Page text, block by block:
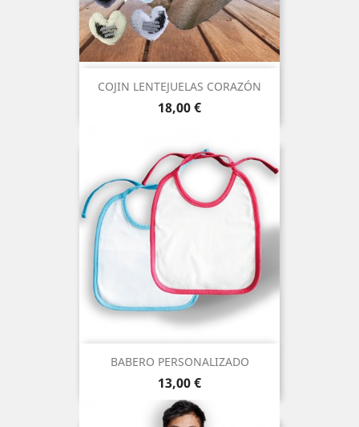
COJIN LENTEJUELAS CORAZÓN
Precio
18,00 €
BABERO PERSONALIZADO
Precio
13,00 €